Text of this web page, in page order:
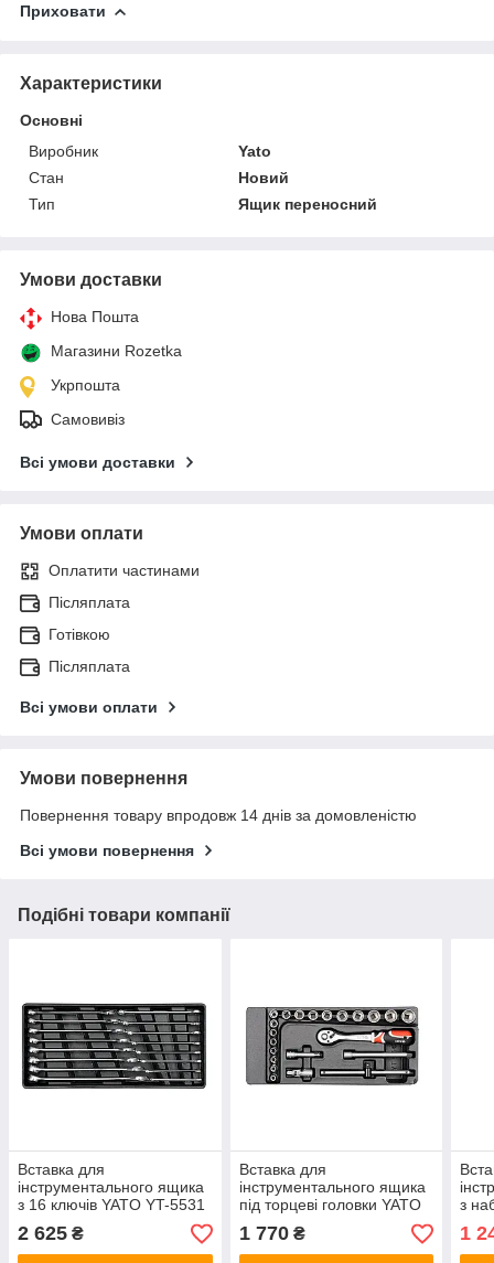
Приховати
Характеристики
Основні
Виробник
Yato
Стан
Новий
Тип
Ящик переносний
Умови доставки
Нова Пошта
Магазини Rozetka
Укрпошта
Самовивіз
Всі умови доставки
Умови оплати
Оплатити частинами
Післяплата
Готівкою
Післяплата
Всі умови оплати
Умови повернення
Повернення товару впродовж 14 днів за домовленістю
Всі умови повернення
Подібні товари компанії
Вставка для
інструментального ящика
з 16 ключів YATO YT-5531
2 625 ₴
Вставка для
інструментального ящика
під торцеві головки YATO
YT-5542
1 770₴
з
1